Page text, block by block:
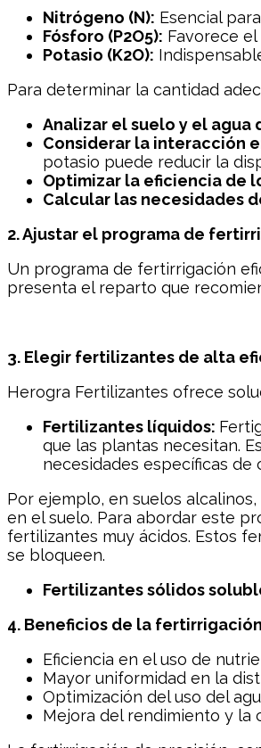
Nitrógeno (N): Esencial
Fósforo (P2O5): Favorece
Potasio (K2O):
Para determinar la cantidad
Analizar el suelo y el agua
Considerar la interacción
potasio puede reducir la
Optimizar la eficiencia de
Calcular las necesidades
2. Ajustar el programa de
Un programa de fertirrigación
presenta el reparto que
3. Elegir fertilizantes de alta
Herogra Fertilizantes ofrece
Fertilizantes líquidos:
que las plantas necesitan.
necesidades específicas de
Por ejemplo, en suelos
en el suelo. Para abordar este
fertilizantes muy ácidos. Estos
se bloqueen.
Fertilizantes sólidos
4. Beneficios de la
Eficiencia en el uso de
Mayor uniformidad en la
Optimización del uso del
Mejora del rendimiento y la